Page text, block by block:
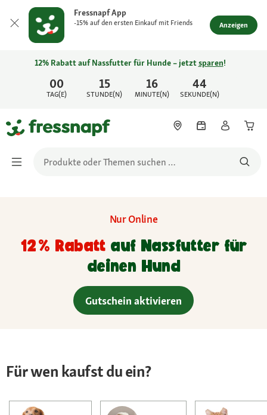
Fressnapf App
-15% auf den ersten Einkauf mit Friends Anzeigen
00
TAG(E)
15
STUNDE(N)
16
MINUTE(N)
44
SEKUNDE(N)
12% Rabatt auf Nassfutter für Hunde – jetztsparen!
Nur Online
12 % Rabatt auf Nassfutter für
deinen Hund
Gutschein aktivieren
Für wen kaufst du ein?